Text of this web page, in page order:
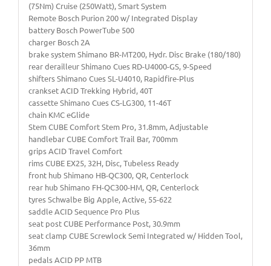
(75Nm) Cruise (250Watt), Smart System
Remote Bosch Purion 200 w/ Integrated Display
battery Bosch PowerTube 500
charger Bosch 2A
brake system Shimano BR-MT200, Hydr. Disc Brake (180/180)
rear derailleur Shimano Cues RD-U4000-GS, 9-Speed
shifters Shimano Cues SL-U4010, Rapidfire-Plus
crankset ACID Trekking Hybrid, 40T
cassette Shimano Cues CS-LG300, 11-46T
chain KMC eGlide
Stem CUBE Comfort Stem Pro, 31.8mm, Adjustable
handlebar CUBE Comfort Trail Bar, 700mm
grips ACID Travel Comfort
rims CUBE EX25, 32H, Disc, Tubeless Ready
front hub Shimano HB-QC300, QR, Centerlock
rear hub Shimano FH-QC300-HM, QR, Centerlock
tyres Schwalbe Big Apple, Active, 55-622
saddle ACID Sequence Pro Plus
seat post CUBE Performance Post, 30.9mm
seat clamp CUBE Screwlock Semi Integrated w/ Hidden Tool,
36mm
pedals ACID PP MTB